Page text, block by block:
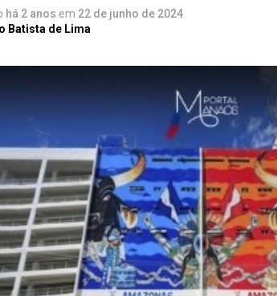
há 2 anos em 22 de junho de 2024
Batista de Lima